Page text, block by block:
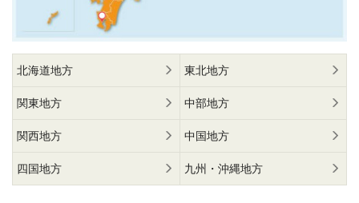
北海道地方 東北地方
関東地方 中部地方
関西地方 中国地方
四国地方 九州・沖縄地方